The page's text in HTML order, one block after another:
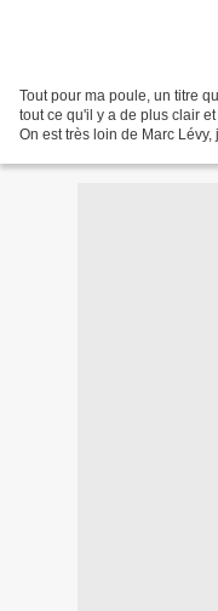
Tout pour ma poule, un titre
tout ce qu'il y a de plus clair
On est très loin de Marc Lévy,